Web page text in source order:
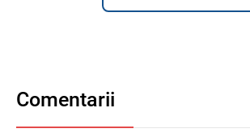
Comentarii